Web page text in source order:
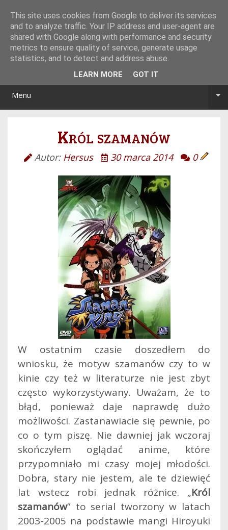
Menu
Król szamanów
Autor: Hersus 30 marca 2014 0
W ostatnim czasie doszedłem do
wniosku, że motyw szamanów czy to w
kinie czy też w literaturze nie jest zbyt
często wykorzystywany. Uważam, że to
błąd, ponieważ daje naprawdę dużo
możliwości. Zastanawiacie się pewnie, po
co o tym piszę. Nie dawniej jak wczoraj
skończyłem oglądać anime, które
przypomniało mi czasy mojej młodości.
Dobra, stary nie jestem, ale te dziewięć
lat wstecz robi jednak różnice. „Król
szamanów” to serial tworzony w latach
2003-2005 na podstawie mangi Hiroyuki
This site uses cookies from Google to deliver its services
and to analyze traffic. Your IP address and user-agent are
shared with Google along with performance and security
metrics to ensure quality of service, generate usage
statistics, and to detect and address abuse.
LEARN MORE GOT IT